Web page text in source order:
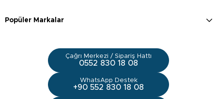
Popüler Markalar
Çağrı Merkezi / Sipariş Hattı
0552 830 18 08
WhatsApp Destek
+90 552 830 18 08